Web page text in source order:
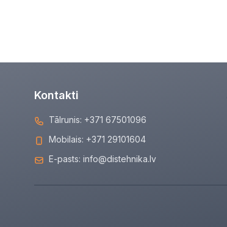
Kontakti
Tālrunis: +371 67501096
Mobilais: +371 29101604
E-pasts: info@distehnika.lv